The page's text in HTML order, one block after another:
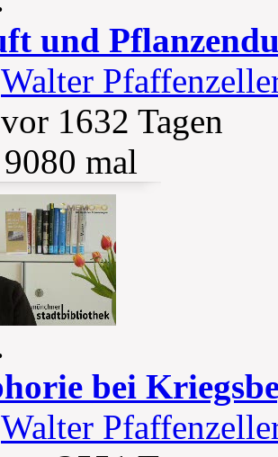
und
Walter
1632 Tagen
mal
bei
Walter